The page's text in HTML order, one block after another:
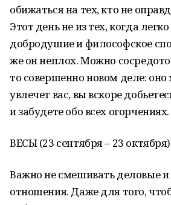
обижаться на тех, кто не
Этот день не из тех, когда
добродушие и философское
же он неплох. Можно
то совершенно новом деле: оно
увлечет вас, вы вскоре
и забудете обо всех огорчениях.
ВЕСЫ (23 сентября – 23 октября)
Важно не смешивать деловые
отношения. Даже для того,